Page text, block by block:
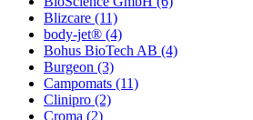
Blizcare (11)
body-jet® (4)
Bohus BioTech AB (4)
Burgeon (3)
Campomats (11)
Clinipro (2)
Croma (2)